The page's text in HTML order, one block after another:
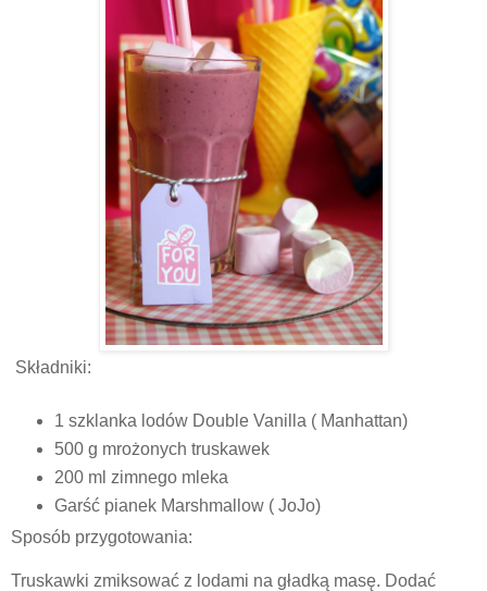
Składniki:
1 szklanka lodów Double Vanilla ( Manhattan)
500 g mrożonych truskawek
200 ml zimnego mleka
Garść pianek Marshmallow ( JoJo)
Sposób przygotowania:
Truskawki zmiksować z lodami na gładką masę. Dodać